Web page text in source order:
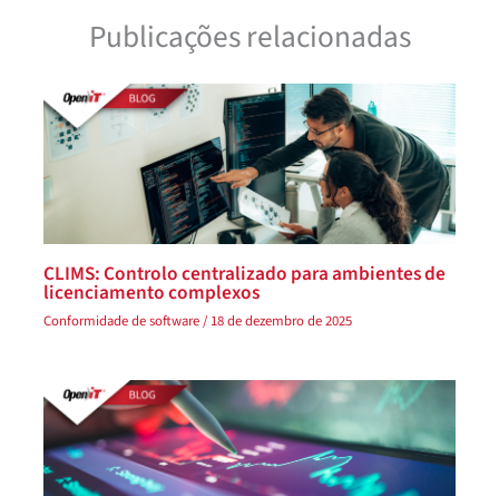
Publicações relacionadas
CLIMS: Controlo centralizado para ambientes de
licenciamento complexos
Conformidade de software /18 de dezembro de 2025